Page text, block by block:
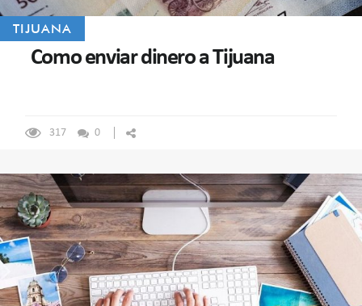
TIJUANA
Como enviar dinero a Tijuana
317 0